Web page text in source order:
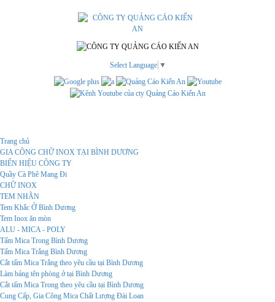
Select Language ▼
Trang chủ
GIA CÔNG CHỮ INOX TẠI BÌNH DƯƠNG
BIỂN HIỆU CÔNG TY
Quầy Cà Phê Mang Đi
CHỮ INOX
TEM NHÃN
Tem Khắc Ở Bình Dương
Tem Inox ăn mòn
ALU - MICA - POLY
Tấm Mica Trong Bình Dương
Tấm Mica Trắng Bình Dương
Cắt tấm Mica Trắng theo yêu cầu tại Bình Dương
Làm bảng tên phòng ở tại Bình Dương
Cắt tấm Mica Trong theo yêu cầu tại Bình Dương
Cung Cấp, Gia Công Mica Chất Lượng Đài Loan